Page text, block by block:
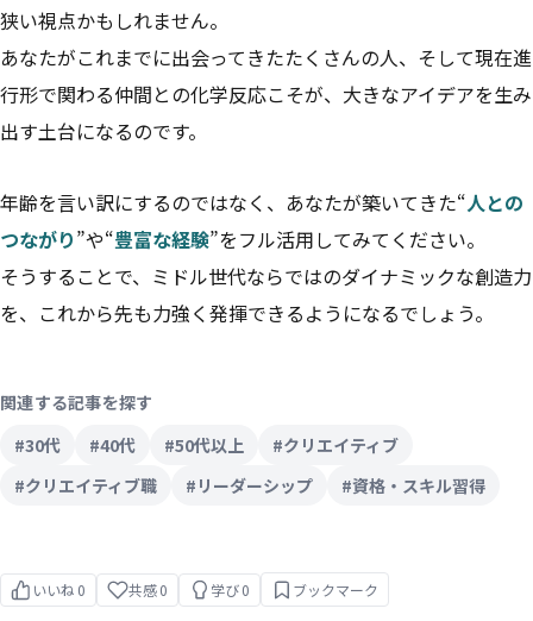
狭い視点かもしれません。
あなたがこれまでに出会ってきたたくさんの人、そして現在進
行形で関わる仲間との化学反応こそが、大きなアイデアを生み
出す土台になるのです。
年齢を言い訳にするのではなく、あなたが築いてきた“人との
つながり”や“豊富な経験”をフル活用してみてください。
そうすることで、ミドル世代ならではのダイナミックな創造力
を、これから先も力強く発揮できるようになるでしょう。
関連する記事を探す
#30代
#40代 #50代以上
#クリエイティブ
#クリエイティブ職
#リーダーシップ #資格・スキル習得
いいね 0 共感0 学び0 ブックマーク